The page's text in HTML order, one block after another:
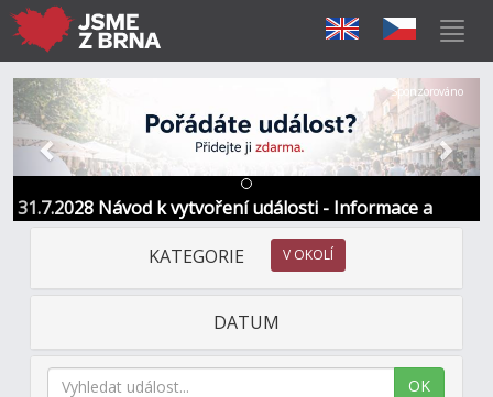
31.7.2028 Návod k vytvoření události - Informace a
kontakt
Předchozí Další
Sponzorováno
KATEGORIE V OKOLÍ
DATUM
OK